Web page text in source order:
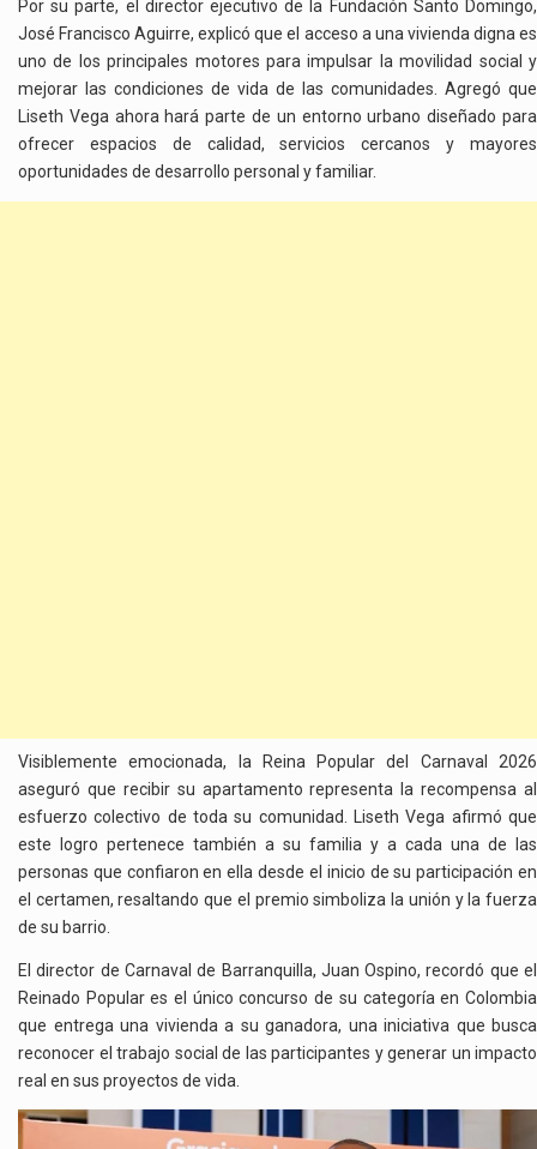
Por su parte, el director ejecutivo de la Fundación Santo Domingo,
José Francisco Aguirre, explicó que el acceso a una vivienda digna es
uno de los principales motores para impulsar la movilidad social y
mejorar las condiciones de vida de las comunidades. Agregó que
Liseth Vega ahora hará parte de un entorno urbano diseñado para
ofrecer espacios de calidad, servicios cercanos y mayores
oportunidades de desarrollo personal y familiar.
Visiblemente emocionada, la Reina Popular del Carnaval 2026
aseguró que recibir su apartamento representa la recompensa al
esfuerzo colectivo de toda su comunidad. Liseth Vega afirmó que
este logro pertenece también a su familia y a cada una de las
personas que confiaron en ella desde el inicio de su participación en
el certamen, resaltando que el premio simboliza la unión y la fuerza
de su barrio.
El director de Carnaval de Barranquilla, Juan Ospino, recordó que el
Reinado Popular es el único concurso de su categoría en Colombia
que entrega una vivienda a su ganadora, una iniciativa que busca
reconocer el trabajo social de las participantes y generar un impacto
real en sus proyectos de vida.